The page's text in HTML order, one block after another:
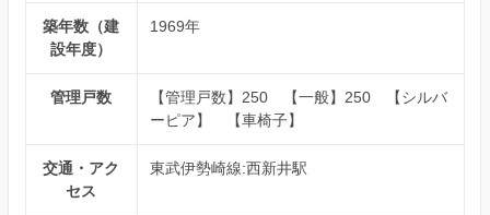
築年数（建
設年度）
1969年
管理戸数
【管理戸数】250 【一般】250 【シルバ
ーピア】 【車椅子】
交通・アク
セス
東武伊勢崎線:西新井駅